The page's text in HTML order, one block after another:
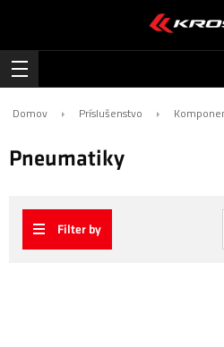
Domov Príslušenstvo
Pneumatiky
Filter by